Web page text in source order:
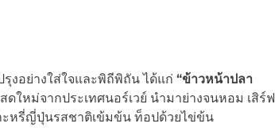
อย่างใส่ใจและพิถีพิถัน ได้แก่ “ข้าวหน้าปลา
หม่จากประเทศนอร์เวย์ นำมาย่างจนหอม เสิร์ฟ
ะหรี่ญี่ปุ่นรสชาติเข้มข้น ท็อปด้วยไข่ข้น